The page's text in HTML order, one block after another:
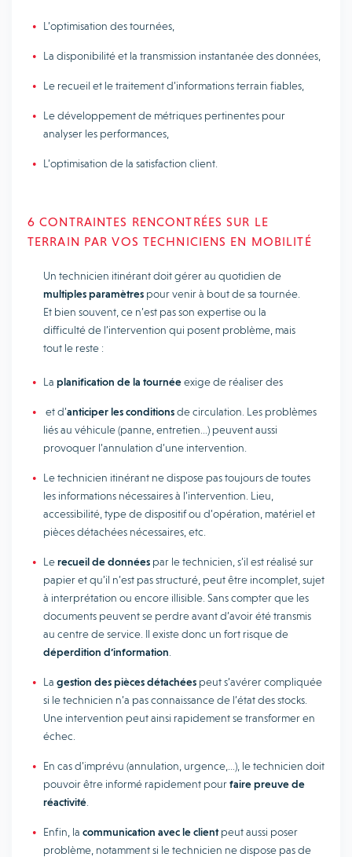
L’optimisation des tournées,
La disponibilité et la transmission instantanée des données,
Le recueil et le traitement d’informations terrain fiables,
Le développement de métriques pertinentes pour
analyser les performances,
L’optimisation de la satisfaction client.
6 CONTRAINTES RENCONTRÉES SUR LE
TERRAIN PAR VOS TECHNICIENS EN MOBILITÉ
Un technicien itinérant doit gérer au quotidien de
multiples paramètres pour venir à bout de sa tournée.
Et bien souvent, ce n’est pas son expertise ou la
difficulté de l’intervention qui posent problème, mais
tout le reste :
La planification de la tournéeexige de réaliser des
et d’anticiper les conditionsde circulation. Les problèmes
liés au véhicule (panne, entretien…) peuvent aussi
provoquer l’annulation d’une intervention.
Le technicien itinérant ne dispose pas toujours de toutes
les informations nécessaires à l’intervention. Lieu,
accessibilité, type de dispositif ou d’opération, matériel et
pièces détachées nécessaires, etc.
Lerecueil de données par le technicien, s’il est réalisé sur
papier et qu’il n’est pas structuré, peut être incomplet, sujet
à interprétation ou encore illisible. Sans compter que les
documents peuvent se perdre avant d’avoir été transmis
au centre de service. Il existe donc un fort risque de
déperdition d’information
La gestion des pièces détachées peut s’avérer compliquée
si le technicien n’a pas connaissance de l’état des stocks.
Une intervention peut ainsi rapidement se transformer en
échec.
En cas d’imprévu (annulation, urgence,…), le technicien doit
pouvoir être informé rapidement pourfaire preuve de
réactivité
Enfin, la communication avec le clientpeut aussi poser
problème, notamment si le technicien ne dispose pas de